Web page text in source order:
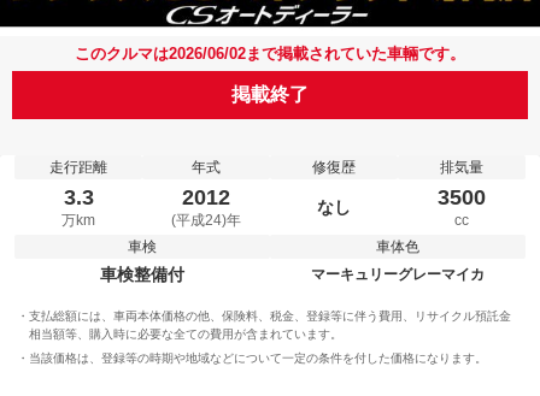
このクルマは2026/06/02まで掲載されていた車輛です。
掲載終了
走行距離
3.3
万km
年式
2012
(平成24)年
修復歴
なし
排気量
3500
cc
車検
車検整備付
車体色
マーキュリーグレーマイカ
支払総額には、車両本体価格の他、保険料、税金、登録等に伴う費用、リサイクル預託金
相当額等、購入時に必要な全ての費用が含まれています。
当該価格は、登録等の時期や地域などについて一定の条件を付した価格になります。